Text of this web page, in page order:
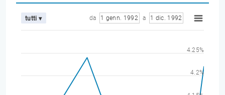
tutti ▾ da 1 genn. 1992 a 1 dic. 1992
4.2%
4.25%